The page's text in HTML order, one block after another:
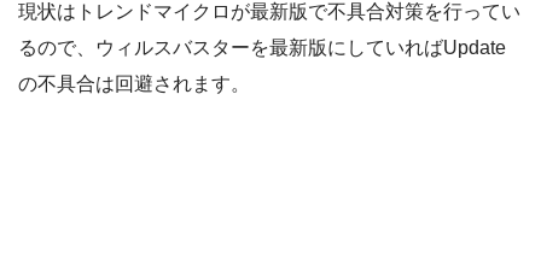
現状はトレンドマイクロが最新版で不具合対策を行ってい
るので、ウィルスバスターを最新版にしていればUpdate
の不具合は回避されます。